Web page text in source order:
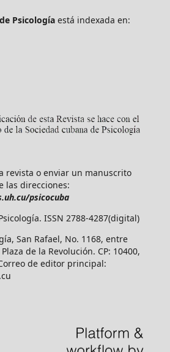
Psicologíaestá indexada en:
revista o enviar un manuscrito
las direcciones:
psicocuba
ISSN 2788-4287(digital)
San Rafael, No. 1168, entre
de la Revolución. CP: 10400,
de editor principal: